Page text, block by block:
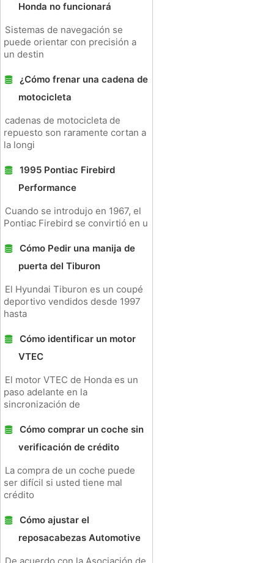
Honda no funcionará
Sistemas de navegación se
puede orientar con precisión a
un destin
¿Cómo frenar una cadena de
motocicleta
cadenas de motocicleta de
repuesto son raramente cortan a
la longi
1995 Pontiac Firebird
Performance
Cuando se introdujo en 1967, el
Pontiac Firebird se convirtió en u
Cómo Pedir una manija de
puerta del Tiburon
El Hyundai Tiburon es un coupé
deportivo vendidos desde 1997
hasta
Cómo identificar un motor
VTEC
El motor VTEC de Honda es un
paso adelante en la
sincronización de
Cómo comprar un coche sin
verificación de crédito
La compra de un coche puede
ser difícil si usted tiene mal
crédito
Cómo ajustar el
reposacabezas Automotive